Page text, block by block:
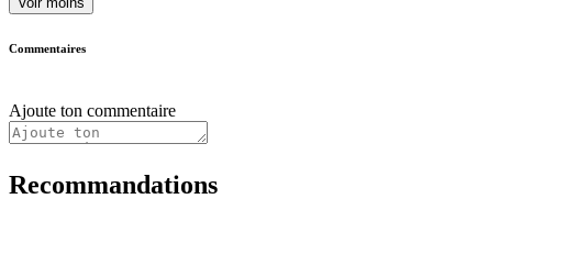
Commentaires
Ajoute ton commentaire
Recommandations